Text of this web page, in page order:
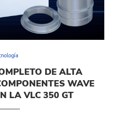
DE ALTA
WAVE
LA VLC 350 GT